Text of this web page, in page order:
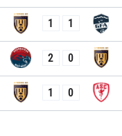
1 1
2 0
1 0